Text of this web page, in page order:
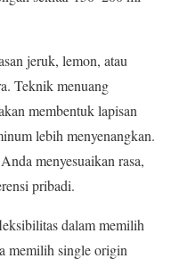
jeruk, lemon, atau
Teknik menuang
membentuk lapisan
lebih menyenangkan.
menyesuaikan rasa,
pribadi.
dalam memilih
memilih single origin